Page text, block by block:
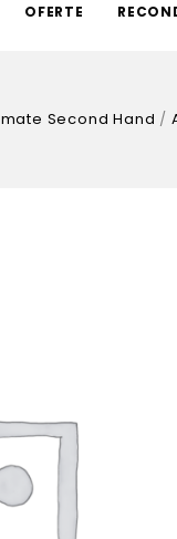
OFERTE
Second Hand /